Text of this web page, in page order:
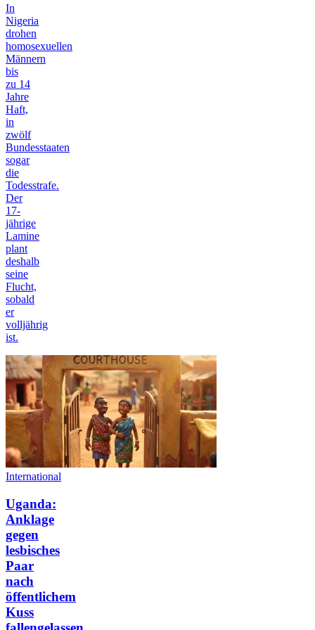
In
Nigeria
drohen
homosexuellen
Männern
bis
zu 14
Jahre
Haft,
in
zwölf
Bundesstaaten
sogar
die
Todesstrafe.
Der
17-
jährige
Lamine
plant
deshalb
seine
Flucht,
sobald
er
volljährig
ist.
International
Uganda:
Anklage
gegen
lesbisches
Paar
nach
öffentlichem
Kuss